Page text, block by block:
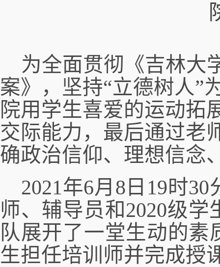
为全面贯彻《吉林大
案》，坚持“立德树人”
院用学生喜爱的运动拓
交际能力，最后通过老
确政治信仰、理想信念
2021年6月8 日 19时30
师、辅导员和2020级学
队展开了一堂生动的
生担任培训师并完成授